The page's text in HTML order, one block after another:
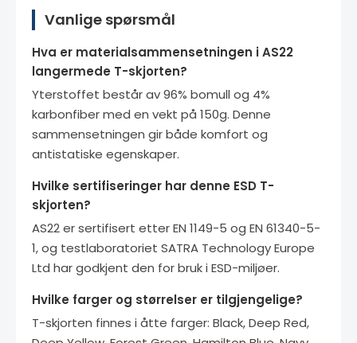
Vanlige spørsmål
Hva er materialsammensetningen i AS22
langermede T-skjorten?
Yterstoffet består av 96% bomull og 4%
karbonfiber med en vekt på 150g. Denne
sammensetningen gir både komfort og
antistatiske egenskaper.
Hvilke sertifiseringer har denne ESD T-
skjorten?
AS22 er sertifisert etter EN 1149-5 og EN 61340-5-
1, og testlaboratoriet SATRA Technology Europe
Ltd har godkjent den for bruk i ESD-miljøer.
Hvilke farger og størrelser er tilgjengelige?
T-skjorten finnes i åtte farger: Black, Deep Red,